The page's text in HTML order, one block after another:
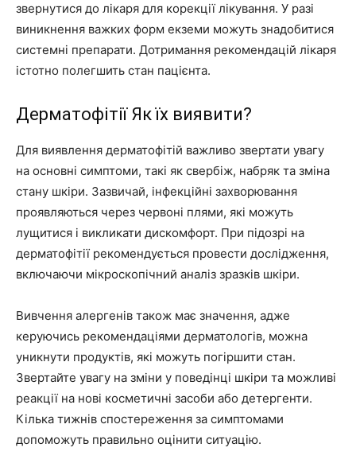
звернутися до лікаря для корекції лікування. У разі
виникнення важких форм екземи можуть знадобитися
системні препарати. Дотримання рекомендацій лікаря
істотно полегшить стан пацієнта.
Дерматофітії Як їх виявити?
Для виявлення дерматофітій важливо звертати увагу
на основні симптоми, такі як свербіж, набряк та зміна
стану шкіри. Зазвичай, інфекційні захворювання
проявляються через червоні плями, які можуть
лущитися і викликати дискомфорт. При підозрі на
дерматофітії рекомендується провести дослідження,
включаючи мікроскопічний аналіз зразків шкіри.
Вивчення алергенів також має значення, адже
керуючись рекомендаціями дерматологів, можна
уникнути продуктів, які можуть погіршити стан.
Звертайте увагу на зміни у поведінці шкіри та можливі
реакції на нові косметичні засоби або детергенти.
Кілька тижнів спостереження за симптомами
допоможуть правильно оцінити ситуацію.